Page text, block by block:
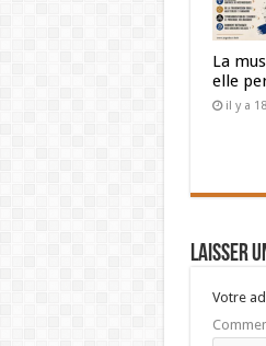
La
elle
il y a
Laisser
Votre